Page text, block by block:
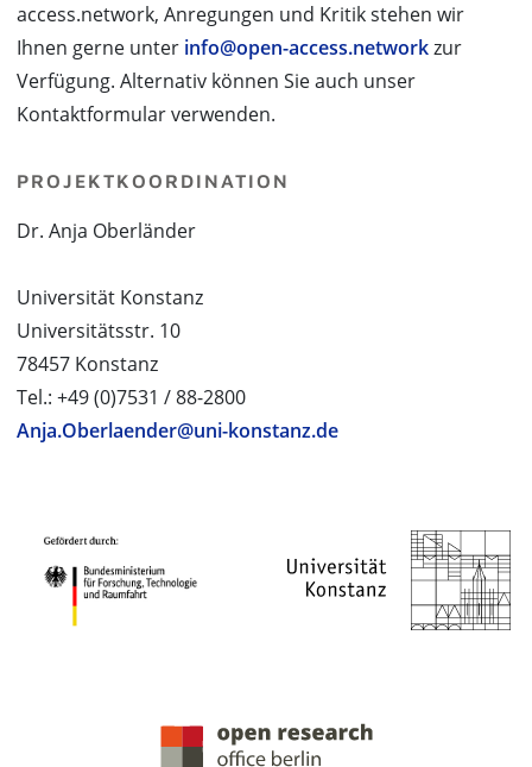
access.network, Anregungen und Kritik stehen wir
Ihnen gerne unter info@open-access.networkzur
Verfügung. Alternativ können Sie auch unser
Kontaktformular verwenden.
PROJEKTKOORDINATION
Dr. Anja Oberländer
Universität Konstanz
Universitätsstr. 10
78457 Konstanz
Tel.: +49 (0)7531 / 88-2800
Anja.Oberlaender@uni-konstanz.de